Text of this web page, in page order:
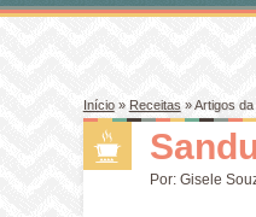
Início» Receitas»Artigos
Por: Gisele